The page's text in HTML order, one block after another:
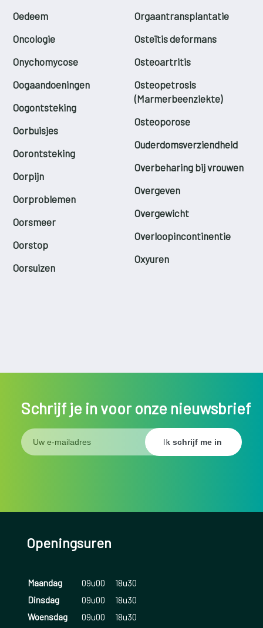
Oedeem
Oncologie
Onychomycose
Oogaandoeningen
Oogontsteking
Oorbuisjes
Oorontsteking
Oorpijn
Oorproblemen
Oorsmeer
Oorstop
Oorsuizen
Orgaantransplantatie
Osteïtis deformans
Osteoartritis
Osteopetrosis
(Marmerbeenziekte)
Osteoporose
Ouderdomsverziendheid
Overbeharing bij vrouwen
Overgeven
Overgewicht
Overloopincontinentie
Oxyuren
Schrijf je in voor onze nieuwsbrief
Openingsuren
Maandag 09u00
18u30
Dinsdag
09u00
18u30
Woensdag
09u00
18u30